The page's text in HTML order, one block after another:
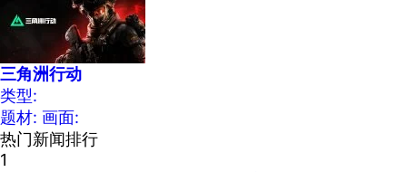
三角洲行动
类型:
题材: 画面:
热门新闻排行
1